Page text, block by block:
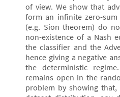
of view. We show that
form an infinite zero-sum
(e.g. Sion theorem) do
non-existence of a Nash
the classifier and the
hence giving a negative
the deterministic
remains open in the
problem by showing